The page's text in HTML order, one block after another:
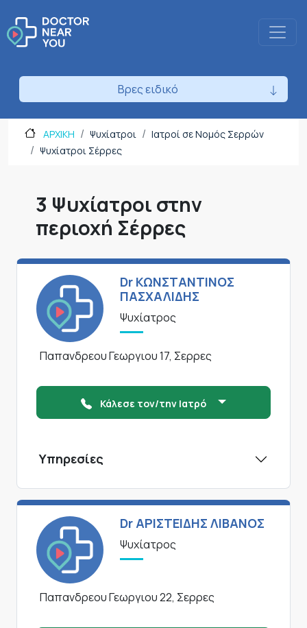
Βρες ειδικό
ΑΡΧΙΚΗ Ψυχίατροι
Ιατροί σε Νομός Σερρών
Ψυχίατροι Σέρρες
3 Ψυχίατροι στην
περιοχή Σέρρες
Dr ΚΩΝΣΤΑΝΤΙΝΟΣ
ΠΑΣΧΑΛΙΔΗΣ
Ψυχίατρος
Παπανδρεου Γεωργιου 17, Σερρες
Κάλεσε τον/την Ιατρό
Υπηρεσίες
Dr ΑΡΙΣΤΕΙΔΗΣ ΛΙΒΑΝΟΣ
Ψυχίατρος
Παπανδρεου Γεωργιου 22, Σερρες